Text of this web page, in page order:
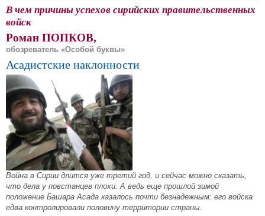
В чем причины успехов сирийских правительственных
войск
Роман ПОПКОВ,
обозреватель «Особой буквы»
Асадистские наклонности
Война в Сирии длится уже третий год, и сейчас можно сказать,
что дела у повстанцев плохи. А ведь еще прошлой зимой
положение Башара Асада казалось почти безнадежным: его войска
едва контролировали половину территории страны.